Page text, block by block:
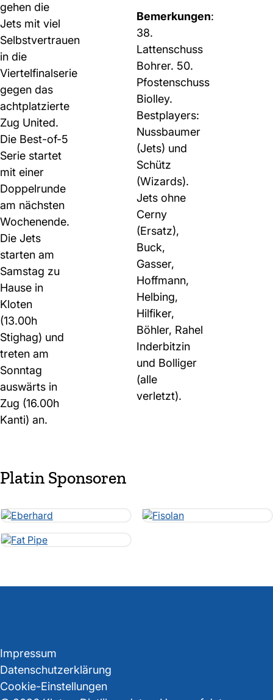
gehen die
Jets mit viel
Selbstvertrauen
in die
Viertelfinalserie
gegen das
achtplatzierte
Zug United.
Die Best-of-5
Serie startet
mit einer
Doppelrunde
am nächsten
Wochenende.
Die Jets
starten am
Samstag zu
Hause in
Kloten
(13.00h
Stighag) und
treten am
Sonntag
auswärts in
Zug (16.00h
Kanti) an.
Bemerkungen:
38.
Lattenschuss
Bohrer. 50.
Pfostenschuss
Biolley.
Bestplayers:
Nussbaumer
(Jets) und
Schütz
(Wizards).
Jets ohne
Cerny
(Ersatz),
Buck,
Gasser,
Hoffmann,
Helbing,
Hilfiker,
Böhler, Rahel
Inderbitzin
und Bolliger
(alle
verletzt).
Platin Sponsoren
Impressum
Datenschutzerklärung
Cookie-Einstellungen